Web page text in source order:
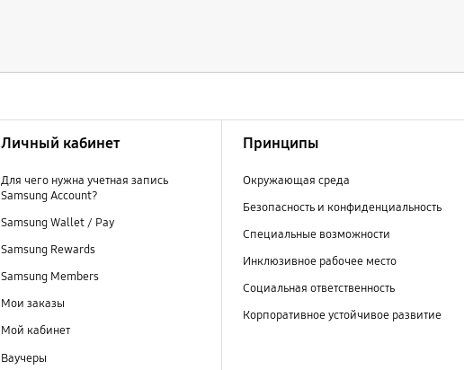
Личный кабинет
Для чего нужна учетная запись
Samsung Account?
Samsung Wallet / Pay
Samsung Rewards
Samsung Members
Мои заказы
Мой кабинет
Ваучеры
Принципы
Окружающая среда
Безопасность и конфиденциальность
Специальные возможности
Инклюзивное рабочее место
Социальная ответственность
Корпоративное устойчивое развитие